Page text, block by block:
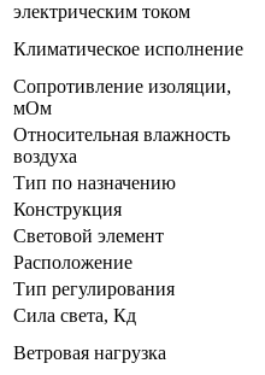
электрическим током
Климатическое исполнение
Сопротивление изоляции,
мОм
Относительная влажность
воздуха
Тип по назначению
Конструкция
Световой элемент
Расположение
Тип регулирования
Сила света, Кд
Ветровая нагрузка